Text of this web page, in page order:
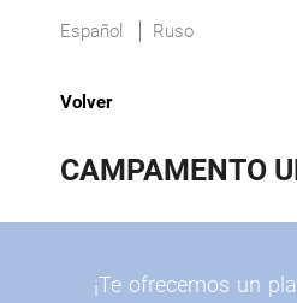
Español Ruso
Volver
CAMPAMENTO
¡Te ofrecemos un